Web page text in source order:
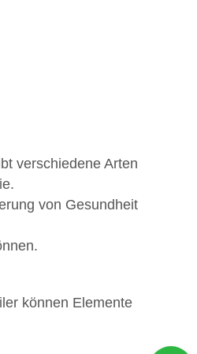
verschiedene Arten
von Gesundheit
können Elemente